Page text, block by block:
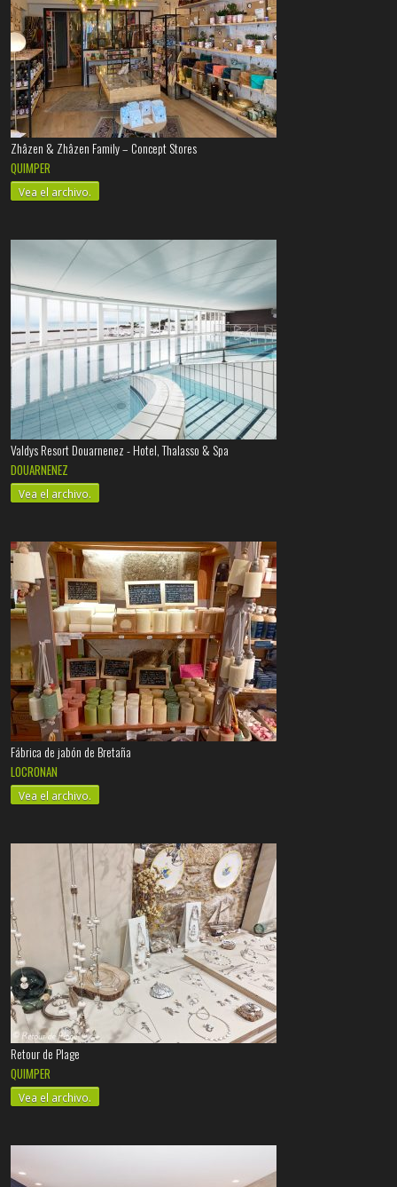
Zhâzen & Zhâzen Family – Concept Stores
QUIMPER
Vea el archivo.
Valdys Resort Douarnenez - Hotel, Thalasso & Spa
DOUARNENEZ
Vea el archivo.
Fábrica de jabón de Bretaña
LOCRONAN
Vea el archivo.
Retour de Plage
QUIMPER
Vea el archivo.